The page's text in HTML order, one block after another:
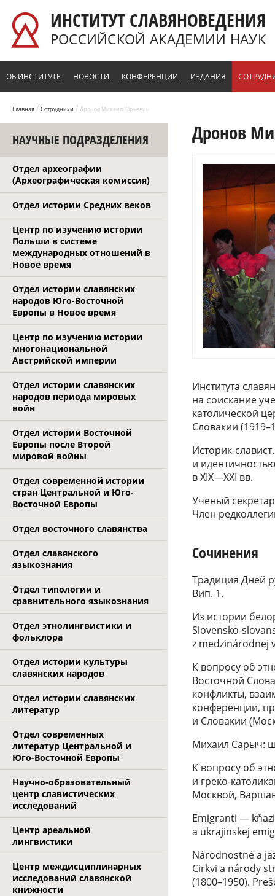
ИНСТИТУТ СЛАВЯНОВЕДЕНИЯ
РОССИЙСКОЙ АКАДЕМИИ НАУК
ОБ ИНСТИТУТЕ НОВОСТИ КОНФЕРЕНЦИИ ИЗДАНИЯ
Главная / Сотрудники / Дронов Михаил Юрьевич
НАУЧНЫЕ ПОДРАЗДЕЛЕНИЯ
Отдел археографии
(Археографическая комиссия)
Отдел истории Средних веков
Центр по изучению истории
Польши в системе
международных отношений в
Новое время
Отдел истории славянских
народов Юго-Восточной
Европы в Новое время
Центр по изучению истории
многонациональной
Австрийской империи
Отдел истории славянских
народов периода мировых
войн
Отдел истории Восточной
Европы после Второй
мировой войны
Отдел современной истории
стран Центральной и Юго-
Восточной Европы
Отдел восточного славянства
Отдел славянского
языкознания
Отдел типологии и
сравнительного языкознания
Отдел этнолингвистики и
фольклора
Отдел истории культуры
славянских народов
Отдел истории славянских
литератур
Отдел современных
литератур Центральной и
Юго-Восточной Европы
Научно-образовательный
центр славистических
исследований
Центр ареальной
лингвистики
Центр междисциплинарных
исследований славянской
книжности
Дронов
Института
на соискание
католической
Словакии
Историк-
и
в XIX—XXI вв.
Ученый
Член
Сочинения
Традиция Дней
Вип. 1.
Из истории
Slovensko-
z medzinárodnej
К вопросу об
Восточной
конфликты,
конференции,
и Словакии
Михаил Сарыч:
К вопросу об
и греко-
Москвой,
Emigranti —
a ukrajinskej
Národnostné a
Cirkvi a národy
(1800–1950).